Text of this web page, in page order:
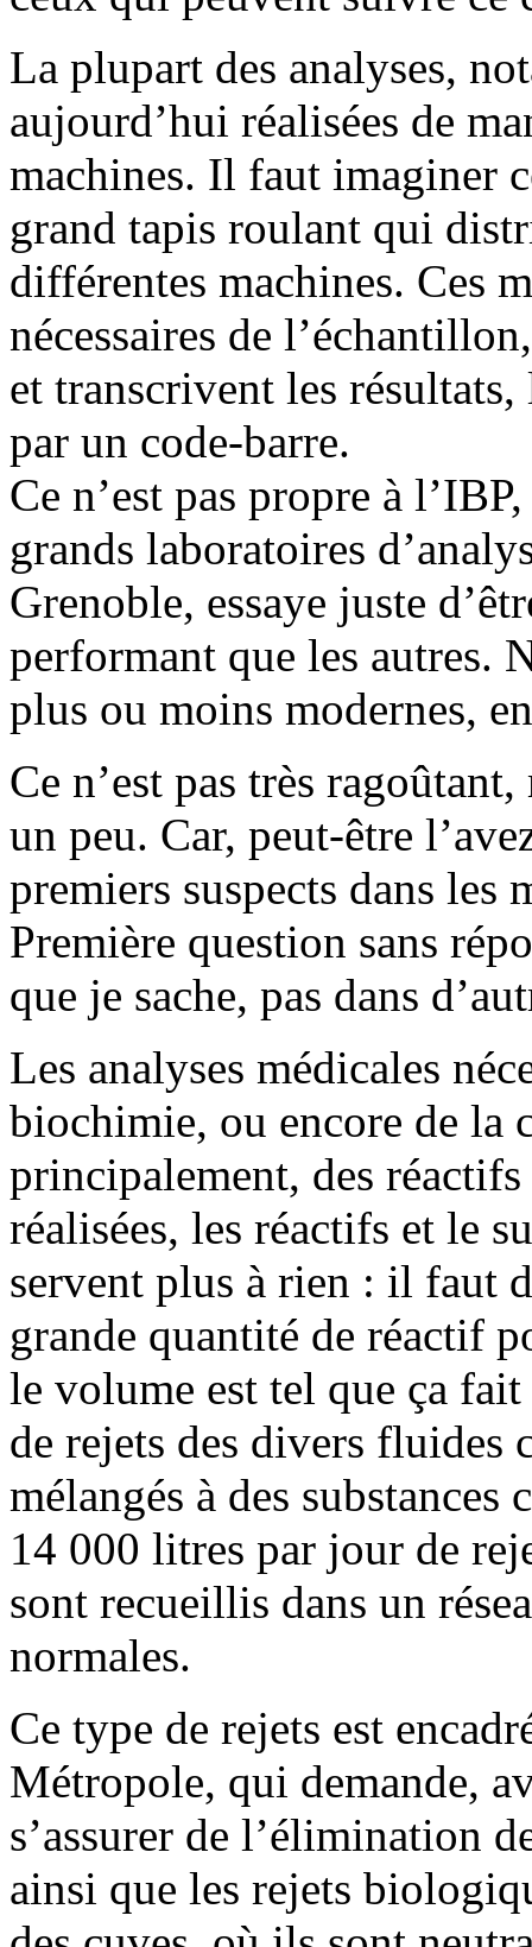
La plupart des analyses,
aujourd’hui réalisées de
machines. Il faut imaginer
grand tapis roulant qui
différentes machines. Ces
nécessaires de
et transcrivent les
par un code-barre.
Ce n’est pas propre à
grands laboratoires
Grenoble, essaye juste
performant que les autres.
plus ou moins modernes,
Ce n’est pas très
un peu. Car, peut-être
premiers suspects dans les
Première question sans
que je sache, pas dans
Les analyses médicales
biochimie, ou encore de la
principalement, des
réalisées, les réactifs et le
servent plus à rien : il faut
grande quantité de réactif
le volume est tel que ça
de rejets des divers fluides
mélangés à des
14 000 litres par jour de
sont recueillis dans un
normales.
Ce type de rejets est
Métropole, qui demande,
s’assurer de l’élimination
ainsi que les rejets